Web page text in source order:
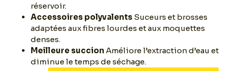
réservoir.
Accessoires polyvalents Suceurs et brosses
adaptées aux fibres lourdes et aux moquettes
denses.
Meilleure succion Améliore l’extraction d’eau et
diminue le temps de séchage.